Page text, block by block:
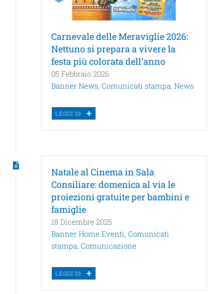
Carnevale delle Meraviglie 2026:
Nettuno si prepara a vivere la
festa più colorata dell’anno
05 Febbraio 2026
Banner News,Comunicati stampa,News
LEGGI DI
Natale al Cinema in Sala
Consiliare: domenica al via le
proiezioni gratuite per bambini e
famiglie
18 Dicembre 2025
Banner Home Eventi,Comunicati
stampa,Comunicazione
LEGGI DI